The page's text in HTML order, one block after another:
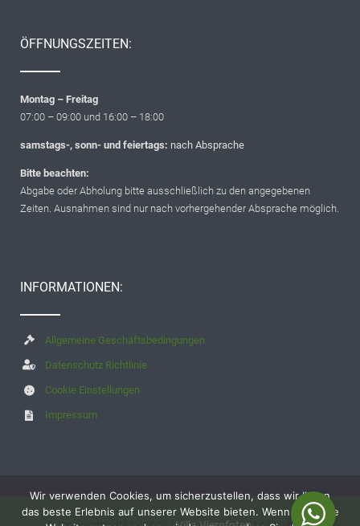
ÖFFNUNGSZEITEN:
Montag– Freitag
07:00 – 09:00 und 16:00 – 18:00
samstags-, sonn- und feiertags: nach Absprache
Bitte beachten:
Abgabe oder Abholung bitte ausschließlich zu den angegebenen
Zeiten. Ausnahmen sind nur nach vorhergehender Absprache möglich.
INFORMATIONEN:
Allgemeine Geschäftsbedingungen
Datenschutz Richtlinie
Cookie Einstellungen
Impressum
Wir verwenden Cookies, um sicherzustellen, dass wir Ihnen
das beste Erlebnis auf unserer Website bieten. Wenn Sie diese